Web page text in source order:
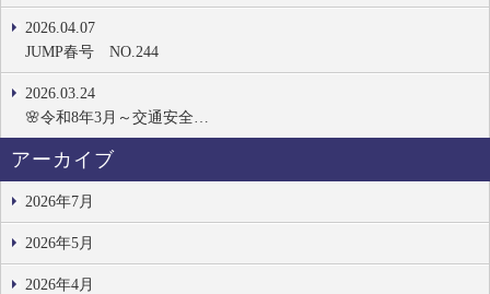
2026.04.07
JUMP春号 NO.244
2026.03.24
🌸令和8年3月～交通安全…
アーカイブ
2026年7月
2026年5月
2026年4月